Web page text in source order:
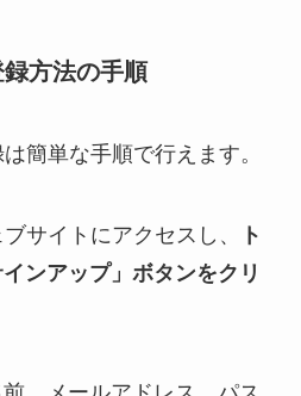
方法の手順
簡単な手順で行えます。
サイトにアクセスし、
ト
ンアップ」ボタンをクリ